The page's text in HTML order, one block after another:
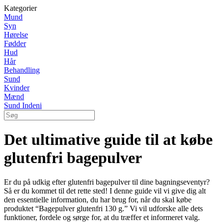
Kategorier
Mund
Syn
Hørelse
Fødder
Hud
Hår
Behandling
Sund
Kvinder
Mænd
Sund Indeni
Det ultimative guide til at købe
glutenfri bagepulver
Er du på udkig efter glutenfri bagepulver til dine bagningseventyr?
Så er du kommet til det rette sted! I denne guide vil vi give dig alt
den essentielle information, du har brug for, når du skal købe
produktet “Bagepulver glutenfri 130 g.” Vi vil udforske alle dets
funktioner, fordele og sørge for, at du træffer et informeret valg.